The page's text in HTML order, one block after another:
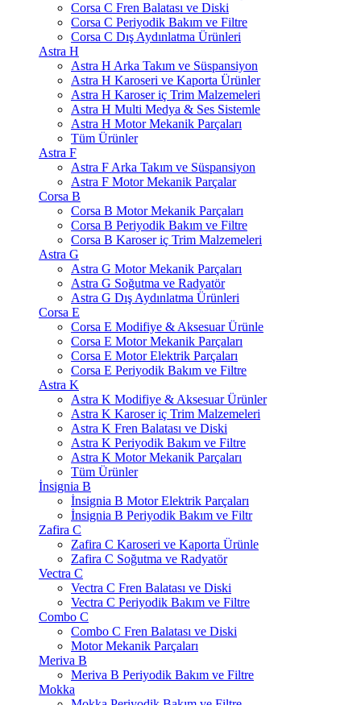
Corsa C Fren Balatası ve Diski
Corsa C Periyodik Bakım ve Filtre
Corsa C Dış Aydınlatma Ürünleri
Astra H
Astra H Arka Takım ve Süspansiyon
Astra H Karoseri ve Kaporta Ürünler
Astra H Karoser iç Trim Malzemeleri
Astra H Multi Medya & Ses Sistemle
Astra H Motor Mekanik Parçaları
Tüm Ürünler
Astra F
Astra F Arka Takım ve Süspansiyon
Astra F Motor Mekanik Parçalar
Corsa B
Corsa B Motor Mekanik Parçaları
Corsa B Periyodik Bakım ve Filtre
Corsa B Karoser iç Trim Malzemeleri
Astra G
Astra G Motor Mekanik Parçaları
Astra G Soğutma ve Radyatör
Astra G Dış Aydınlatma Ürünleri
Corsa E
Corsa E Modifiye & Aksesuar Ürünle
Corsa E Motor Mekanik Parçaları
Corsa E Motor Elektrik Parçaları
Corsa E Periyodik Bakım ve Filtre
Astra K
Astra K Modifiye & Aksesuar Ürünler
Astra K Karoser iç Trim Malzemeleri
Astra K Fren Balatası ve Diski
Astra K Periyodik Bakım ve Filtre
Astra K Motor Mekanik Parçaları
Tüm Ürünler
İnsignia B
İnsignia B Motor Elektrik Parçaları
İnsignia B Periyodik Bakım ve Filtr
Zafira C
Zafira C Karoseri ve Kaporta Ürünle
Zafira C Soğutma ve Radyatör
Vectra C
Vectra C Fren Balatası ve Diski
Vectra C Periyodik Bakım ve Filtre
Combo C
Combo C Fren Balatası ve Diski
Motor Mekanik Parçaları
Meriva B
Meriva B Periyodik Bakım ve Filtre
Mokka